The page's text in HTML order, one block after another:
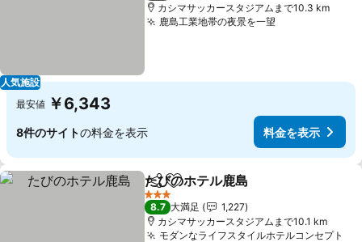
人気施設
カシマサッカースタジアムまで10.3 km
鹿島工業地帯の夜景を一望料金を表示
最安値 ￥6,343
8件のサイトの料金を表示 料金を表示
シェアお気に入りに追加
たびのホテル鹿島
3 ホテルのランク
8.7 大満足
1,227
カシマサッカースタジアムまで10.1 km
モダンなライフスタイルホテルコンセプト